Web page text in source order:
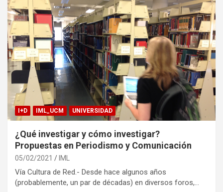
I+D IML_UCM UNIVERSIDAD
¿Qué investigar y cómo investigar?
Propuestas en Periodismo y Comunicación
05/02/2021 IML
Vía Cultura de Red.- Desde hace algunos años
(probablemente, un par de décadas) en diversos foros,…